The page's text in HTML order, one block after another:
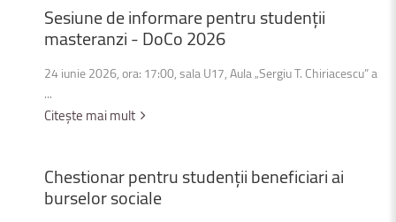
Sesiunedeinformarepentrustudenții
masteranzi-DoCo2026
24 iunie 2026, ora: 17:00, sala U17, Aula „Sergiu T. Chiriacescu” a
...
Citește mai mult
Chestionarpentrustudențiibeneficiariai
burselorsociale